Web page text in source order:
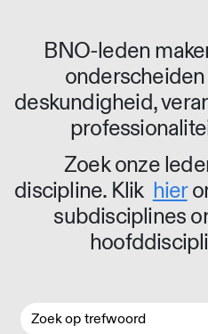
BNO-leden
deskundigheid,
Zoek onze
discipline. Klik hier
subdisciplines